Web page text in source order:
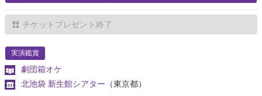
チケットプレゼント終了
実演鑑賞
劇団箱オケ
北池袋 新生館シアター （東京都）